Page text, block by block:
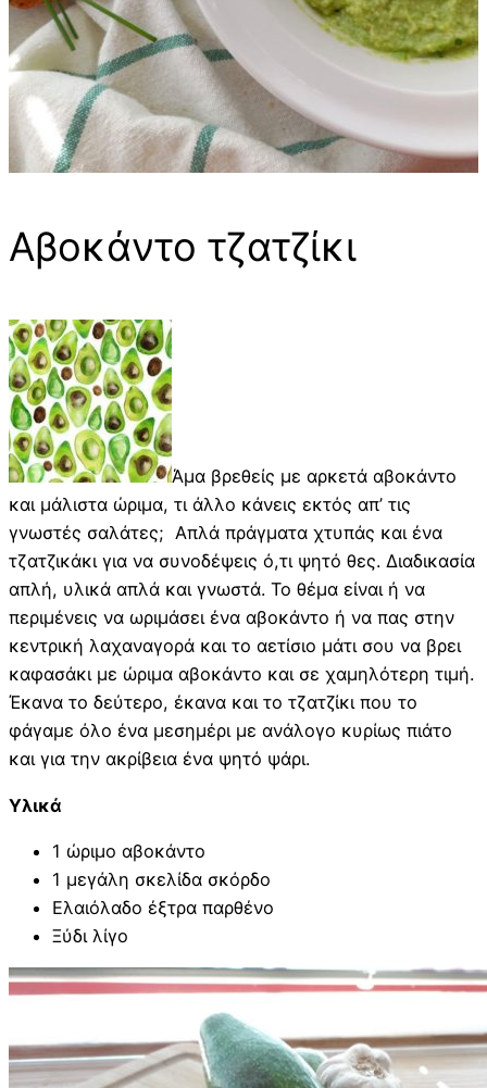
Αβοκάντο τζατζίκι
Άμα βρεθείς με αρκετά αβοκάντο
και μάλιστα ώριμα, τι άλλο κάνεις εκτός απ’ τις
γνωστές σαλάτες; Απλά πράγματα χτυπάς και ένα
τζατζικάκι για να συνοδέψεις ό,τι ψητό θες. Διαδικασία
απλή, υλικά απλά και γνωστά. Το θέμα είναι ή να
περιμένεις να ωριμάσει ένα αβοκάντο ή να πας στην
κεντρική λαχαναγορά και το αετίσιο μάτι σου να βρει
καφασάκι με ώριμα αβοκάντο και σε χαμηλότερη τιμή.
Έκανα το δεύτερο, έκανα και το τζατζίκι που το
φάγαμε όλο ένα μεσημέρι με ανάλογο κυρίως πιάτο
και για την ακρίβεια ένα ψητό ψάρι.
Υλικά
1 ώριμο αβοκάντο
1 μεγάλη σκελίδα σκόρδο
Ελαιόλαδο έξτρα παρθένο
Ξύδι λίγο